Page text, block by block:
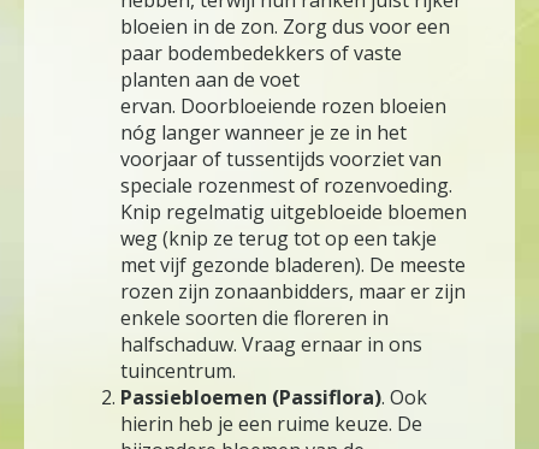
bloeien in de zon. Zorg dus voor een
paar bodembedekkers of vaste
planten aan de voet
ervan. Doorbloeiende rozen bloeien
nóg langer wanneer je ze in het
voorjaar of tussentijds voorziet van
speciale rozenmest of rozenvoeding.
Knip regelmatig uitgebloeide bloemen
weg (knip ze terug tot op een takje
met vijf gezonde bladeren). De meeste
rozen zijn zonaanbidders, maar er zijn
enkele soorten die floreren in
halfschaduw. Vraag ernaar in ons
tuincentrum.
Passiebloemen (Passiflora). Ook
hierin heb je een ruime keuze. De